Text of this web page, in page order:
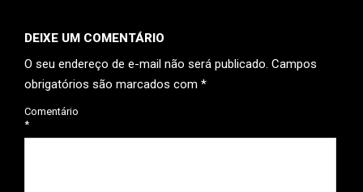
DEIXE UM COMENTÁRIO
O seu endereço de e-mail não será publicado. Campos
obrigatórios são marcados com *
Comentário
*